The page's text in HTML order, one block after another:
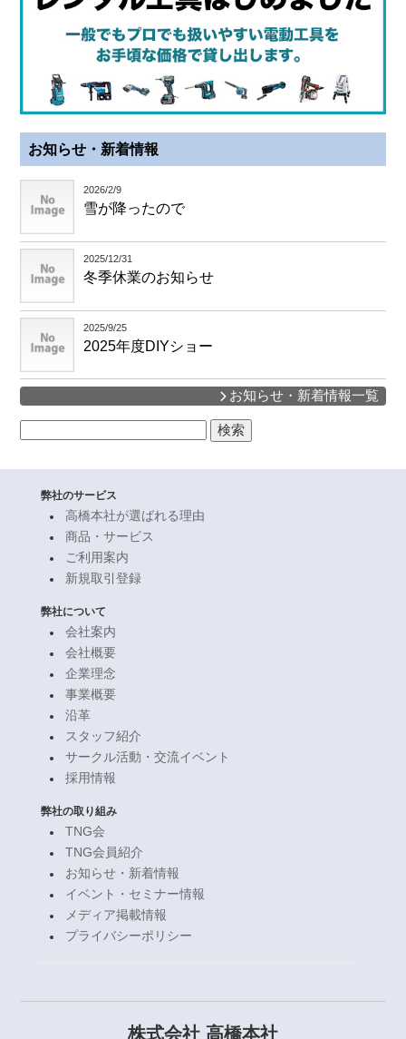
お知らせ・新着情報
2026/2/9
雪が降ったので
2025/12/31
冬季休業のお知らせ
2025/9/25
2025年度DIYショー
お知らせ・新着情報一覧
弊社のサービス
高橋本社が選ばれる理由
商品・サービス
ご利用案内
新規取引登録
弊社について
会社案内
会社概要
企業理念
事業概要
沿革
スタッフ紹介
サークル活動・交流イベント
採用情報
弊社の取り組み
TNG会
TNG会員紹介
お知らせ・新着情報
イベント・セミナー情報
メディア掲載情報
プライバシーポリシー
株式会社 高橋本社